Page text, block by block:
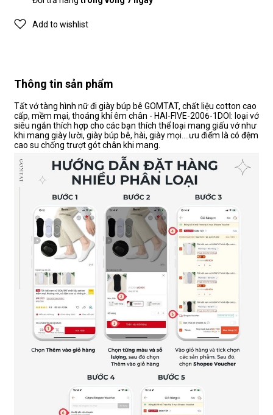
Add to wishlist
Thông tin sản phẩm
Tất vớ tàng hình nữ đi giày búp bê GOMTAT, chất liệu cotton cao
cấp, mềm mại, thoáng khí êm chân - HAI-FIVE-2006-1DOI: loại vớ
siêu ngắn thích hợp cho các bạn thích thể loại mang giấu vớ như
khi mang giày lười, giày búp bê, hài, giày mọi....ưu điểm là có đệm
cao su chống trượt gót chân khi mang.